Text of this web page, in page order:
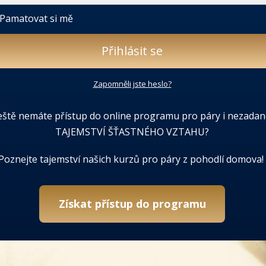
si mě
Přihlásit se
Zapomněli jste heslo?
nemáte přístup do online programu pro páry i
TAJEMSTVÍ ŠŤASTNÉHO VZTAHU?
tajemství našich kurzů pro páry z pohodlí domova!
Získat přístup do programu